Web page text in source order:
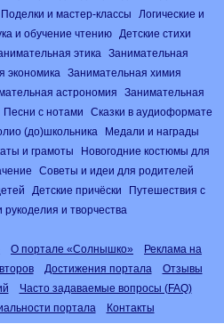
Поделки и мастер-классы
Логические и
и обучение чтению
Детские стихи
этика
Занимательная
экономика
Занимательная химия
астрономия
Занимательная
Песни с нотами
Сказки в аудиоформате
(до)школьника
Медали и награды
и грамоты
Новогодние костюмы для
Советы и идеи для родителей
Детские причёски
Путешествия с
рукоделия и творчества
О портале «Солнышко»
Реклама на
Достижения портала
Отзывы
Часто задаваемые вопросы (FAQ)
портала
Контакты